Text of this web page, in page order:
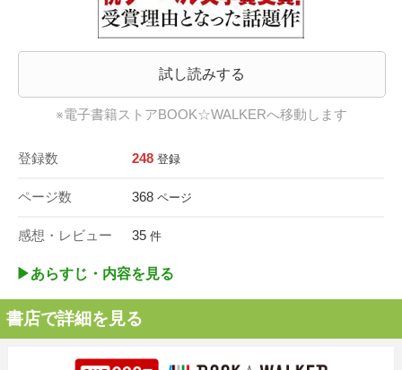
試し読みする
※電子書籍ストアBOOK☆WALKERへ移動します
登録数 248 登録
ページ数 368 ページ
感想・レビュー 35 件
▶︎あらすじ・内容を見る
書店で詳細を見る